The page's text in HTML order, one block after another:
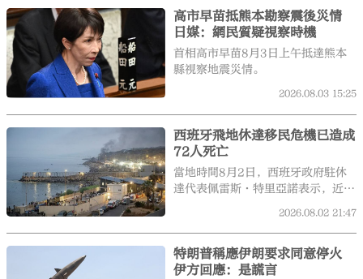
高市早苗抵熊本勘察震後災情
日媒：網民質疑視察時機
首相高市早苗8月3日上午抵達熊本
縣視察地震災情。
2026.08.03 15:25
西班牙飛地休達移民危機已造成
72人死亡
當地時間8月2日，西班牙政府駐休
達代表佩雷斯·特里亞諾表示，近期
2026.08.02 21:47
特朗普稱應伊朗要求同意停火
伊方回應：是謊言